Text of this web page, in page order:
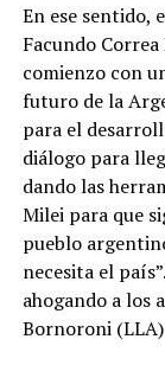
En ese sentido,
Facundo
comienzo con
futuro de la
para el
diálogo para
dando las
Milei para que
pueblo
necesita el
ahogando a los
Bornoroni